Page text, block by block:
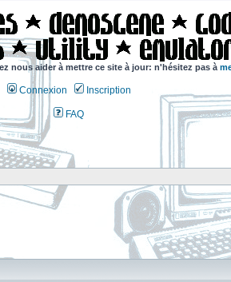
nous aider à mettre ce site à jour: n'hésitez pas à
Connexion Inscription
FAQ